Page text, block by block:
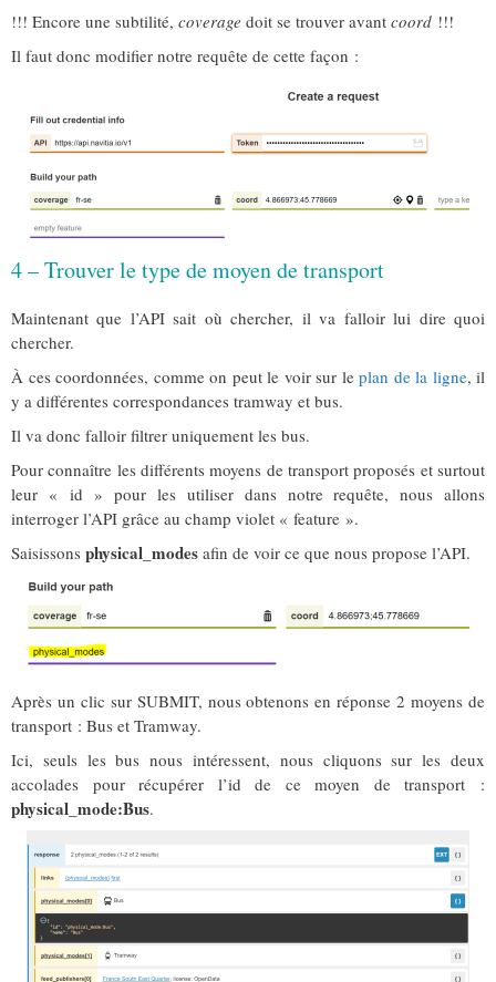
!!! Encore une subtilité, coverage doit se trouver avant coord !!!
Il faut donc modifier notre requête de cette façon :
4 – Trouver le type de moyen de transport
Maintenant que l’API sait où chercher, il va falloir lui dire quoi
chercher.
À ces coordonnées, comme on peut le voir sur le plan de la ligne, il
y a différentes correspondances tramway et bus.
Il va donc falloir filtrer uniquement les bus.
Pour connaître les différents moyens de transport proposés et surtout
leur « id » pour les utiliser dans notre requête, nous allons
interroger l’API grâce au champ violet « feature ».
Saisissons physical_modes afin de voir ce que nous propose l’API.
Après un clic sur SUBMIT, nous obtenons en réponse 2 moyens de
transport : Bus et Tramway.
Ici, seuls les bus nous intéressent, nous cliquons sur les deux
accolades pour récupérer l’id de ce moyen de transport :
physical_mode:Bus.